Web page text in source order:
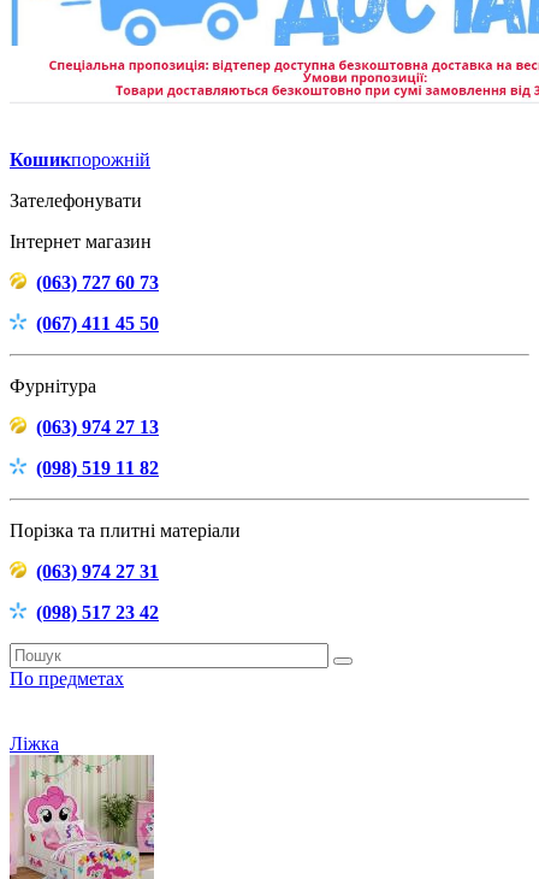
Кошикпорожній
Зателефонувати
Інтернет магазин
(063) 727 60 73
(067) 411 45 50
Фурнітура
(063) 974 27 13
(098) 519 11 82
Порізка та плитні матеріали
(063) 974 27 31
(098) 517 23 42
По предметах
Ліжка